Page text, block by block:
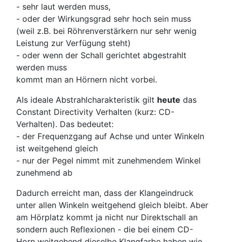
- sehr laut werden muss,
- oder der Wirkungsgrad sehr hoch sein muss
(weil z.B. bei Röhrenverstärkern nur sehr wenig
Leistung zur Verfügung steht)
- oder wenn der Schall gerichtet abgestrahlt
werden muss
kommt man an Hörnern nicht vorbei.
Als ideale Abstrahlcharakteristik gilt heute das
Constant Directivity Verhalten (kurz: CD-
Verhalten). Das bedeutet:
- der Frequenzgang auf Achse und unter Winkeln
ist weitgehend gleich
- nur der Pegel nimmt mit zunehmendem Winkel
zunehmend ab
Dadurch erreicht man, dass der Klangeindruck
unter allen Winkeln weitgehend gleich bleibt. Aber
am Hörplatz kommt ja nicht nur Direktschall an
sondern auch Reflexionen - die bei einem CD-